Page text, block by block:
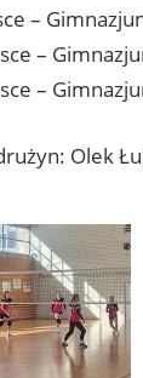
–
–
–
Olek